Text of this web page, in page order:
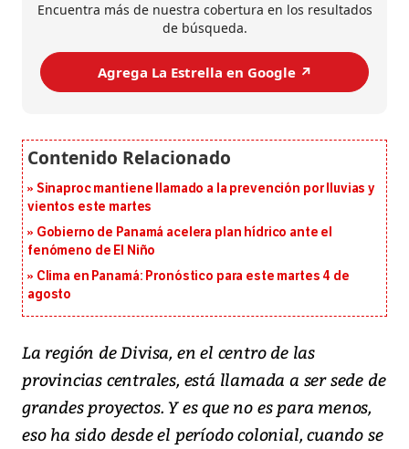
Encuentra más de nuestra cobertura en los resultados
de búsqueda.
Agrega La Estrella en Google ↗️
Sinaproc mantiene llamado a la prevención por lluvias y
vientos este martes
Gobierno de Panamá acelera plan hídrico ante el
fenómeno de El Niño
Clima en Panamá: Pronóstico para este martes 4 de
agosto
La región de Divisa, en el centro de las
provincias centrales, está llamada a ser sede de
grandes proyectos. Y es que no es para menos,
eso ha sido desde el período colonial, cuando se